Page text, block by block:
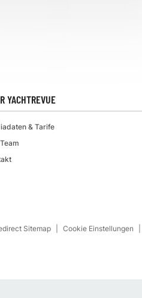
YACHTREVUE
& Tarife
Sitemap
Cookie Einstellungen